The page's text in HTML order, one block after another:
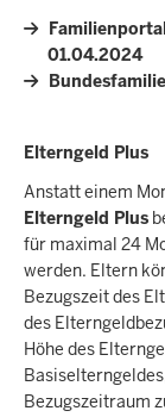
01.04.2024
Elterngeld Plus
Anstatt einem
Elterngeld Plus
für maximal 24
werden. Eltern
Bezugszeit des
des
Höhe des
Bezugszeitraum